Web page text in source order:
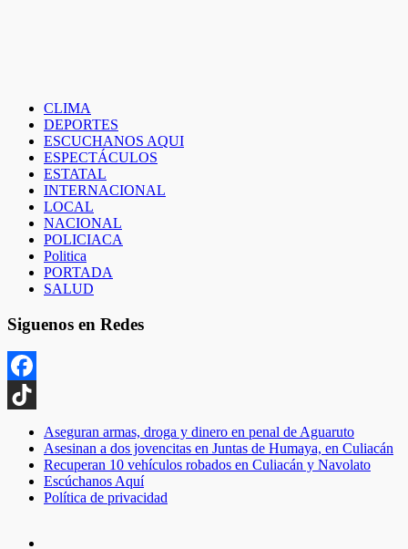
CLIMA
DEPORTES
ESCUCHANOS AQUI
ESPECTÁCULOS
ESTATAL
INTERNACIONAL
LOCAL
NACIONAL
POLICIACA
Politica
PORTADA
SALUD
Siguenos en Redes
Facebook
TikTok
Aseguran armas, droga y dinero en penal de Aguaruto
Asesinan a dos jovencitas en Juntas de Humaya, en Culiacán
Recuperan 10 vehículos robados en Culiacán y Navolato
Escúchanos Aquí
Política de privacidad